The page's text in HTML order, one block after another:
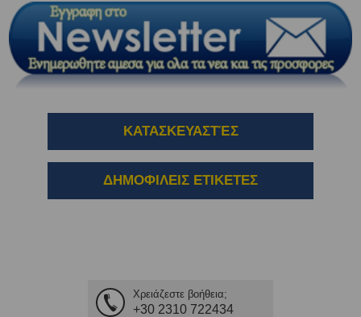
ΚΑΤΑΣΚΕΥΑΣΤΈΣ
ΔΗΜΟΦΙΛΕΙΣ ΕΤΙΚΕΤΕΣ
Χρειάζεστε βοήθεια;
+30 2310 722434